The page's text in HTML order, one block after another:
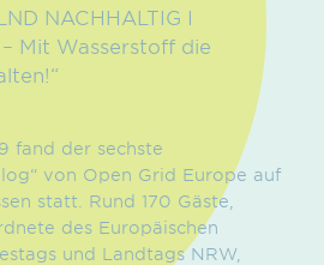
NACHHALTIG I
Mit Wasserstoff die
fand der sechste
von Open Grid Europe auf
statt. Rund 170 Gäste,
des Europäischen
und Landtags NRW,